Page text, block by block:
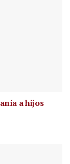
a hijos